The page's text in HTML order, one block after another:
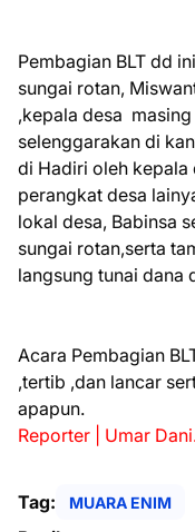
Pembagian BLT dd
sungai rotan,
,kepala desa
selenggarakan di
di Hadiri oleh
perangkat desa
lokal desa, Babinsa
sungai rotan,serta
langsung tunai dana
Acara Pembagian
,tertib ,dan lancar
apapun.
Reporter | Umar
Tag: MUARA ENIM